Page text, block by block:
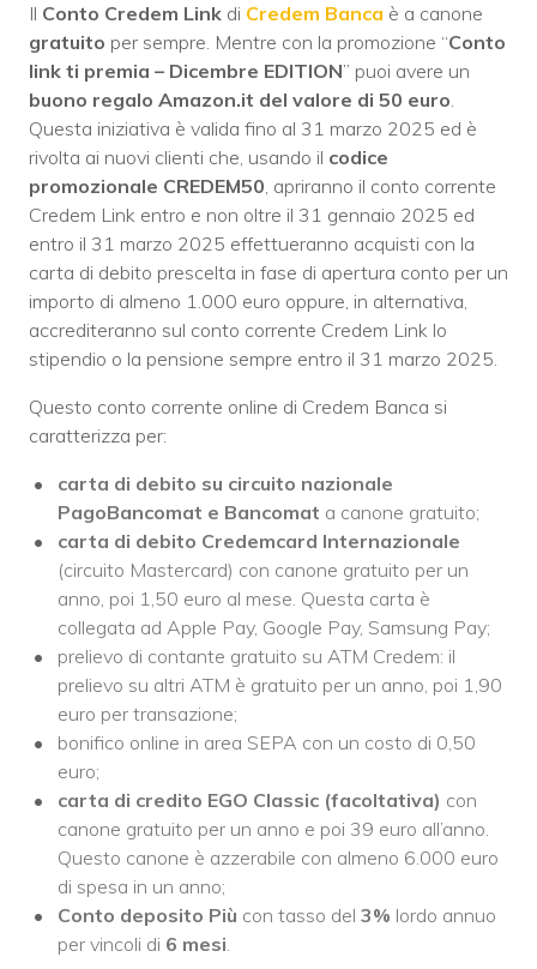
Il Conto Credem Link di Credem Banca è a canone
gratuito per sempre. Mentre con la promozione “Conto
link ti premia – Dicembre EDITION” puoi avere un
buono regalo Amazon.it del valore di 50 euro.
Questa iniziativa è valida fino al 31 marzo 2025 ed è
rivolta ai nuovi clienti che, usando il codice
promozionale CREDEM50, apriranno il conto corrente
Credem Link entro e non oltre il 31 gennaio 2025 ed
entro il 31 marzo 2025 effettueranno acquisti con la
carta di debito prescelta in fase di apertura conto per un
importo di almeno 1.000 euro oppure, in alternativa,
accrediteranno sul conto corrente Credem Link lo
stipendio o la pensione sempre entro il 31 marzo 2025.
Questo conto corrente online di Credem Banca si
caratterizza per:
carta di debito su circuito nazionale
PagoBancomat e Bancomat a canone gratuito;
carta di debito Credemcard Internazionale
(circuito Mastercard) con canone gratuito per un
anno, poi 1,50 euro al mese. Questa carta è
collegata ad Apple Pay, Google Pay, Samsung Pay;
prelievo di contante gratuito su ATM Credem: il
prelievo su altri ATM è gratuito per un anno, poi 1,90
euro per transazione;
bonifico online in area SEPA con un costo di 0,50
euro;
carta di credito EGO Classic (facoltativa) con
canone gratuito per un anno e poi 39 euro all’anno.
Questo canone è azzerabile con almeno 6.000 euro
di spesa in un anno;
Conto deposito Più con tasso del 3% lordo annuo
per vincoli di 6 mesi.